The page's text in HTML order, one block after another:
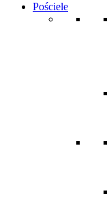
Pościele